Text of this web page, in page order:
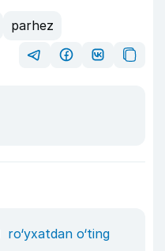
parhez
ro‘yxatdan o‘ting